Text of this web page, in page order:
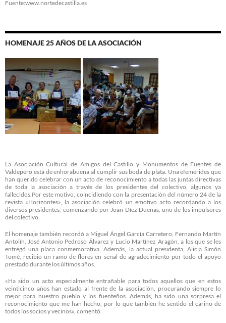
Fuente:www.nortedecastilla.es
HOMENAJE 25 AÑOS DE LA ASOCIACIÓN
La Asociación Cultural de Amigos del Castillo y Monumentos de Fuentes de
Valdepero está de enhorabuena al cumplir sus boda de plata. Una efemérides que
han querido celebrar con un acto de reconocimiento a todas las juntas directivas
de toda la asociación a través de los presidentes del colectivo, algunos ya
fallecidos.Por este motivo, coincidiendo con la presentación del número 24 de la
revista «Horizontes», la asociación celebró un emotivo acto recordando a los
diversos presidentes, comenzando por Joan Díez Dueñas, uno de los impulsores
del colectivo.
El homenaje también recordó a Miguel Ángel García Carretero, Fernando Martín
Antolín, José Antonio Pedroso Álvarez y Lucio Martínez Aragón, a los que se les
entregó una placa conmemorativa. Además, la actual presidenta, Alicia Simón
Tomé, recibió un ramo de flores en señal de agradecimiento por todo el apoyo
prestado durante los últimos años.
«Ha sido un acto especialmente entrañable para todos aquellos que en estos
veinticinco años han estado al frente de la asociación, procurando siempre lo
mejor para nuestro pueblo y los fuenteños. Además, ha sido una sorpresa el
reconocimiento que me han hecho, por lo que también he sentido el cariño de
todos los socios y vecinos», comentó.